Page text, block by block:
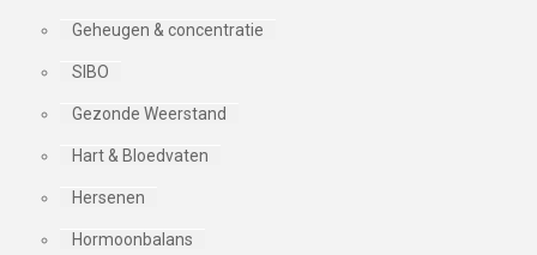
Geheugen & concentratie
SIBO
Gezonde Weerstand
Hart & Bloedvaten
Hersenen
Hormoonbalans